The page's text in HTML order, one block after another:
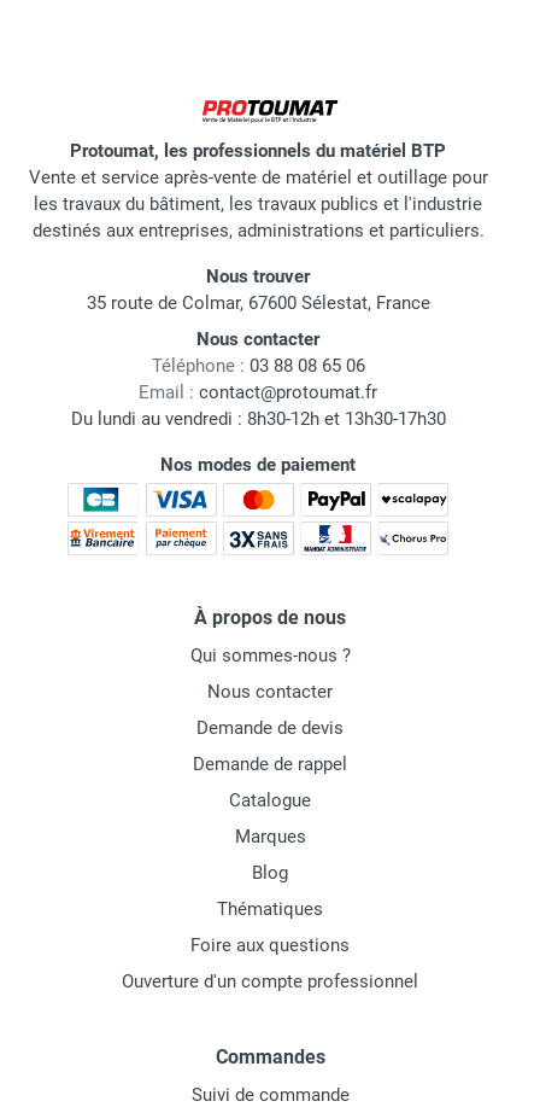
Protoumat, les professionnels du matériel BTP
Vente et service après-vente de matériel et outillage pour
les travaux du bâtiment, les travaux publics et l'industrie
destinés aux entreprises, administrations et particuliers.
Nous trouver
35 route de Colmar, 67600 Sélestat, France
Nous contacter
Téléphone : 03 88 08 65 06
Email : contact@protoumat.fr
Du lundi au vendredi : 8h30-12h et 13h30-17h30
Nos modes de paiement
À propos de nous
Qui sommes-nous ?
Nous contacter
Demande de devis
Demande de rappel
Catalogue
Marques
Blog
Thématiques
Foire aux questions
Ouverture d'un compte professionnel
Commandes
Suivi de commande